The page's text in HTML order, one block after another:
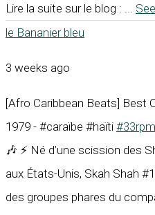
Lire la suite sur le blog :
le Bananier bleu
3 weeks ago
[Afro Caribbean Beats] Best
1979 - #caraïbe #haïti #33rpm
🎶 ⚡ Né d’une scission des
aux États-Unis, Skah Shah
des groupes phares du